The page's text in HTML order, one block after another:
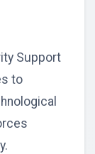
Support
to